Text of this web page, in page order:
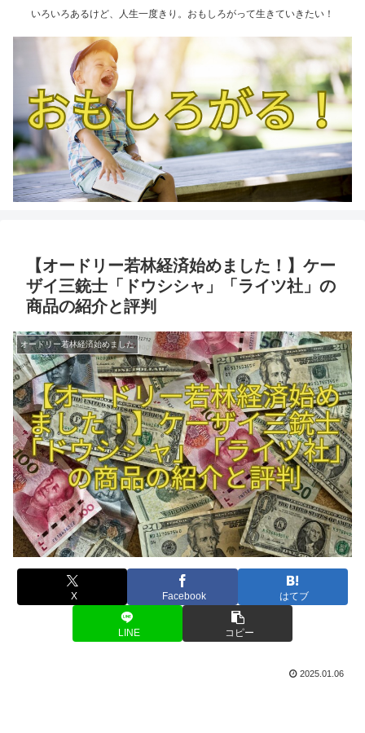
いろいろあるけど、人生一度きり。おもしろがって生きていきたい！
【オードリー若林経済始めました！】ケー
ザイ三銃士「ドウシシャ」「ライツ社」の
商品の紹介と評判
オードリー若林経済始めました
X Facebook はてブ
LINE コピー
2025.01.06